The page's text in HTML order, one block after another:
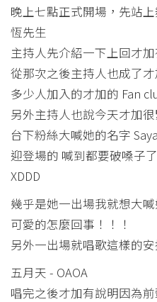
晚上七點正式開場，先站
恆先生
主持人先介紹一下上回才
從那次之後主持人也成了
多少人加入的才加的 Fan
另外主持人也說今天才加
台下粉絲大喊她的名字
迎登場的 喊到都要破嗓子
XDDD
幾乎是她一出場我就想大
可愛的怎麼回事！！！
另外一出場就唱歌這樣的
五月天 - OAOA
唱完之後才加有說明因為